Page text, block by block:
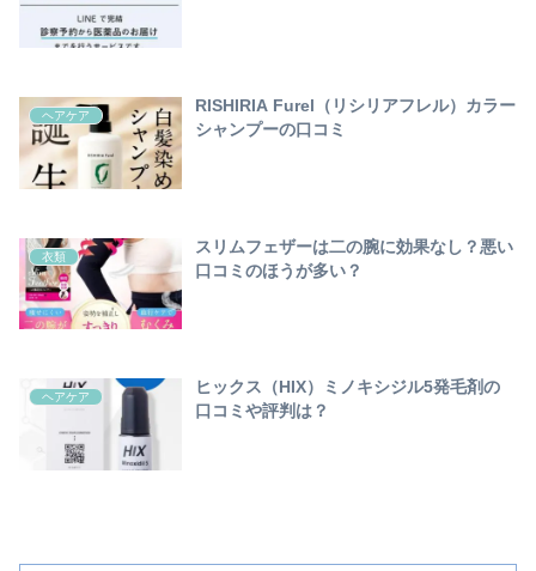
ヘアケア
RISHIRIA Furel（リシリアフレル）カラー
シャンプーの口コミ
衣類
スリムフェザーは二の腕に効果なし？悪い
口コミのほうが多い？
ヘアケア
ヒックス（HIX）ミノキシジル5発毛剤の
口コミや評判は？